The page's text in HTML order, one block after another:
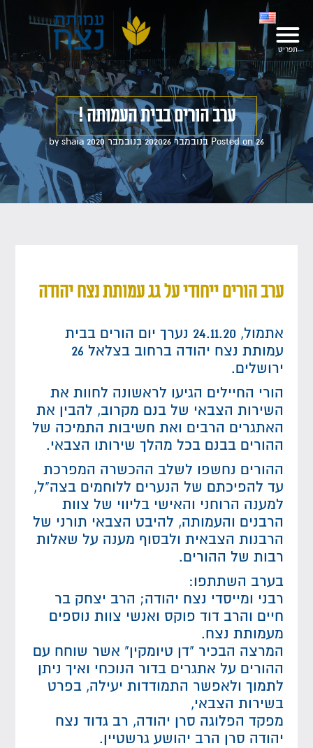
ערב הורים בבית העמותה !
Posted on26 בנובמבר 2020 26 בנובמבר 2020 shaia
ערב הורים ייחודי על גג עמותת נצח יהודה
אתמול, 24.11.20 נערך יום הורים בבית
עמותת נצח יהודה ברחוב בצלאל 26
ירושלים.
הורי החיילים הגיעו לראשונה לחוות את
השירות הצבאי של בנם מקרוב, להבין את
האתגרים הרבים ואת חשיבות התמיכה של
ההורים בבנם בכל מהלך שירותו הצבאי.
ההורים נחשפו לשלב ההכשרה המפרכת
עד להפיכתם של הנערים ללוחמים בצה"ל,
למענה הרוחני והאישי בליווי של צוות
הרבנים והעמותה, להיבט הצבאי תורני של
הרבנות הצבאית ולבסוף מענה על שאלות
רבות של ההורים.
בערב השתתפו:
רבני ומייסדי נצח יהודה; הרב יצחק בר
חיים והרב דוד פוקס ואנשי צוות נוספים
מעמותת נצח.
המרצה הבכיר "דן טיומקין" אשר שוחח עם
ההורים על אתגרים בדור הנוכחי ואיך ניתן
לתמוך ולאפשר התמודדות יעילה, בפרט
בשירות הצבאי,
מפקד הפלוגה סרן יהודה, רב גדוד נצח
יהודה סרן הרב יהושע גרשטיין.